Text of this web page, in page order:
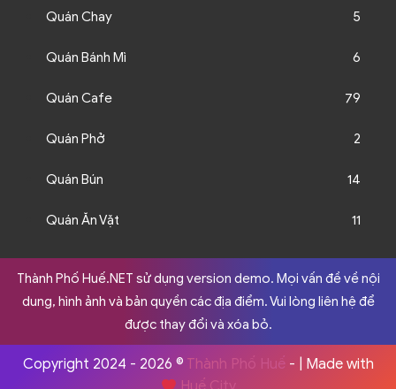
Quán Chay 5
Quán Bánh Mì 6
Quán Cafe 79
Quán Phở 2
Quán Bún 14
Quán Ăn Vặt 11
Thành Phố Huế.NET sử dụng version demo. Mọi vấn đề về nội
dung, hình ảnh và bản quyền các địa điểm. Vui lòng liên hệ để
được thay đổi và xóa bỏ.
Copyright 2024 - 2026 © Thành Phố Huế- | Made with